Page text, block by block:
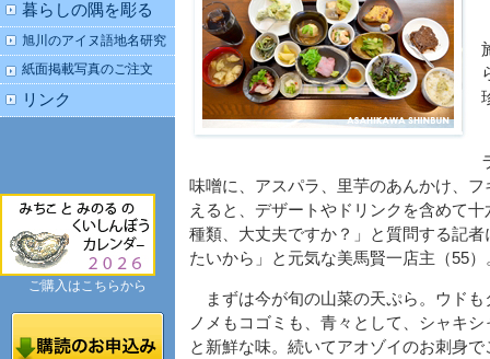
味噌に、アスパラ、里芋のあんかけ、
えると、デザートやドリンクを含めて
種類、大丈夫ですか？」と質問する記
たいから」と元気な美馬賢一店主（55
まずは今が旬の山菜の天ぷら。ウドも
ノメもコゴミも、青々として、シャキシ
と新鮮な味。続いてアオゾイのお刺身で
暮らしの隅を彫る
旭川のアイヌ語地名研究
紙面掲載写真のご注文
リンク
ご購入はこちらから